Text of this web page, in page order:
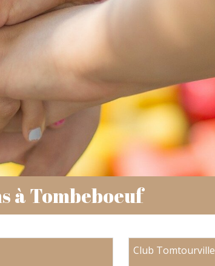
à Tombeboeuf
Club Tomtourville